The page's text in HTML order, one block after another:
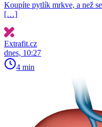
Koupíte pytlík mrkve, a než
[…]
Extrafit.cz
dnes, 10:27
4 min